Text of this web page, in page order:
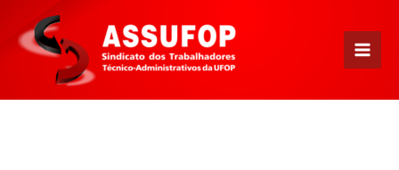
para
conteúdo